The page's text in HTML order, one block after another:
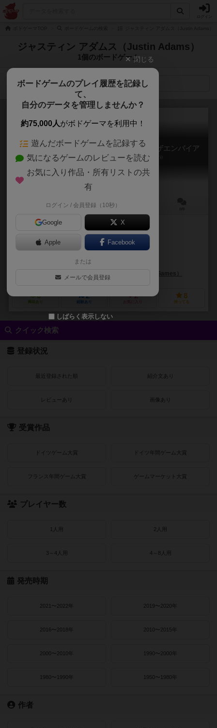
ジャスティン アダムス（Justin Adams）
1個のボードゲーム
検索メニュー
スターウォーズ：リベリオン―ライズオブザエンパイア
Star Wars: Rebellion – Rise of the Empire
180～240分
作品説明文の編集者を募集中
コリー・コニエツカ（Corey Konieczka）
ジャスティン・アダムス（Justin Adams）
ファンタジー フライト ゲームズ（Fantasy Flight Games）
6
興味あり
2
経験あり
2 8
持ってる
クイック検索
登録状況
最近登録された順 紹介文あり
レビューあり 画像あり
受賞作品
ドイツゲーム大賞 ドイツ年間ゲーム大賞
フランス年間ゲーム大賞 ゲームマーケット大賞
プレイヤー数
1人用 2人用
3～4人用 4～8人用
発売時期
2021〜2022年 2019〜2020年
2016〜2018年 2010〜2015年
2000〜2010年 1990〜2000年
1980〜1990年 1950〜1980年
作者
閉じる
ボードゲームのプレイ履歴を記録し
て、
自分のデータを管理しませんか？
約75,000人がボドゲーマを利用中！
遊んだボードゲームを記録する
気になるゲームのレビューを読む
お気に入り作品・所有リストの共
有
ログイン / 会員登録（10秒）
Google X
Apple Facebook
または
メールで会員登録
しばらく表示しない